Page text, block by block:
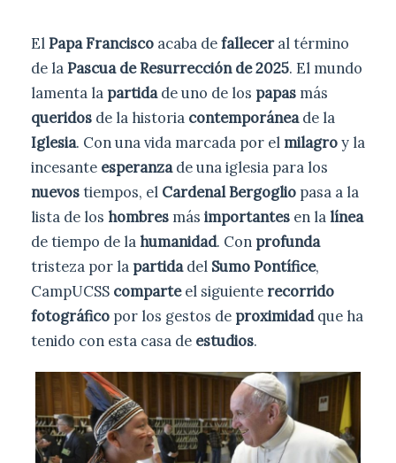
ElPapa Francisco acaba defalleceral término
de laPascua de Resurrección de 2025. El mundo
lamenta la partidade uno de los papas más
queridos de la historia contemporáneade la
Iglesia. Con una vida marcada por el milagroy la
incesante esperanzade una iglesia para los
nuevostiempos, el Cardenal Bergoglio pasa a la
lista de los hombres más importantes en la línea
de tiempo de la humanidad. Con profunda
tristeza por la partidadel Sumo Pontífice,
CampUCSS comparteel siguiente recorrido
fotográfico por los gestos de proximidadque ha
tenido con esta casa de estudios.